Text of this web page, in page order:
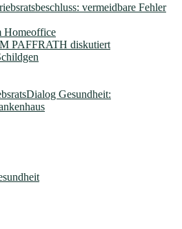
vermeidbare Fehler
Homeoffice
PAFFRATH diskutiert
Gesundheit: